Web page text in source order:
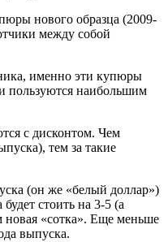
нового образца (2009-
между собой
именно эти купюры
пользуются наибольшим
с дисконтом. Чем
тем за такие
(он же «белый доллар»)
стоить на 3-5 (а
новая «сотка». Еще меньше
выпуска.